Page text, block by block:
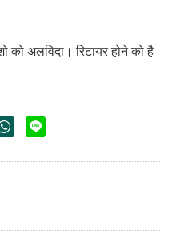
अलविदा। रिटायर होने को है